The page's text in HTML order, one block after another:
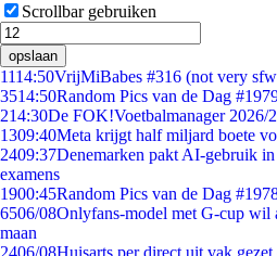
Scrollbar gebruiken
opslaan
1114:50VrijMiBabes #316 (not very
3514:50Random Pics van de Dag
214:30De FOK!Voetbalmanager 2026/
1309:40Meta krijgt half miljard boete
2409:37Denemarken pakt AI-gebruik
examens
1900:45Random Pics van de Dag
6506/08Onlyfans-model met G-cup wil
maan
2406/08Huisarts per direct uit vak